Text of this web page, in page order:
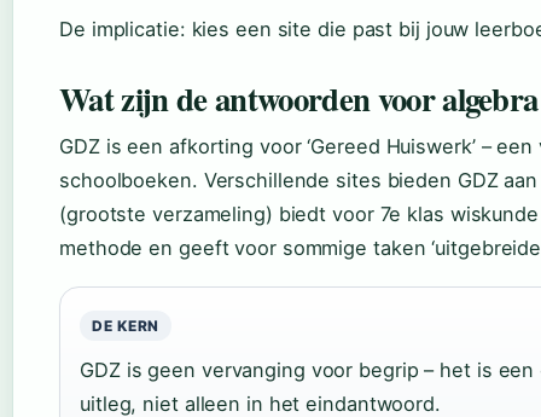
De implicatie: kies een site die past bij jouw
Wat zijn de antwoorden voor
GDZ is een afkorting voor ‘Gereed Huiswerk’ –
schoolboeken. Verschillende sites bieden GDZ
(grootste verzameling) biedt voor 7e klas
methode en geeft voor sommige taken
DE KERN
GDZ is geen vervanging voor begrip – het is
uitleg, niet alleen in het eindantwoord.